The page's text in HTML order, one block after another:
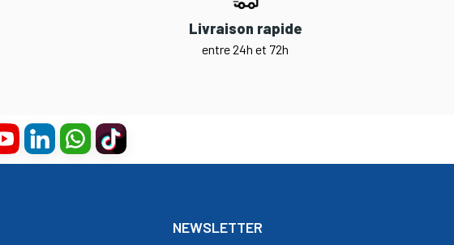
Livraison rapide
entre 24h et 72h
NEWSLETTER